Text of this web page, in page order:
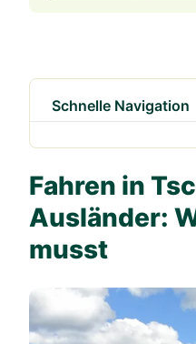
Schnelle Navigation
Fahren in
Ausländer:
musst